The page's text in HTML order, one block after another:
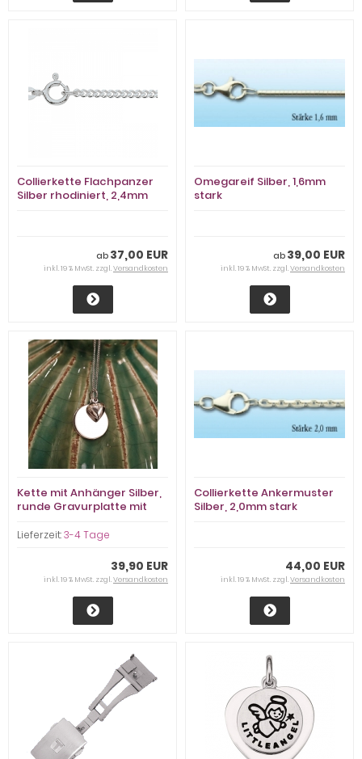
Collierkette Flachpanzer
Silber rhodiniert, 2,4mm
ab 37,00 EUR
inkl. 19 % MwSt. zzgl.Versandkosten
Omegareif Silber, 1,6mm
stark
ab 39,00 EUR
inkl. 19 % MwSt. zzgl.Versandkosten
Kette mit Anhänger Silber,
runde Gravurplatte mit
Lieferzeit:3-4 Tage
39,90 EUR
inkl. 19 % MwSt. zzgl.Versandkosten
Collierkette Ankermuster
Silber, 2,0mm stark
44,00 EUR
inkl. 19 % MwSt. zzgl.Versandkosten